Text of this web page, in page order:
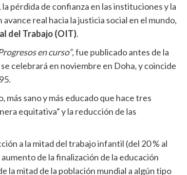
pérdida de confianza en las instituciones y la
real hacia la justicia social en el mundo,
del Trabajo (OIT).
en curso”, fue publicado antes de la
se celebrará en noviembre en Doha, y coincide
más sano y más educado que hace tres
equitativa” y la reducción de las
a la mitad del trabajo infantil (del 20 % al
de la finalización de la educación
la mitad de la población mundial a algún tipo